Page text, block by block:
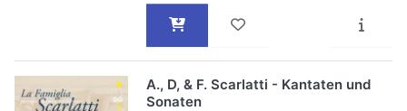
A., D, & F. Scarlatti - Kantaten und
Sonaten